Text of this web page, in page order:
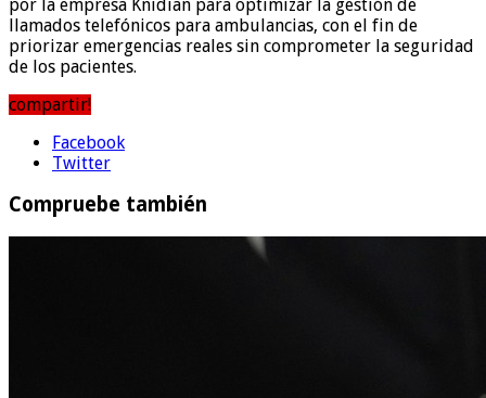
por la empresa Knidian para optimizar la gestión de
llamados telefónicos para ambulancias, con el fin de
priorizar emergencias reales sin comprometer la seguridad
de los pacientes.
compartir!
Facebook
Twitter
Compruebe también